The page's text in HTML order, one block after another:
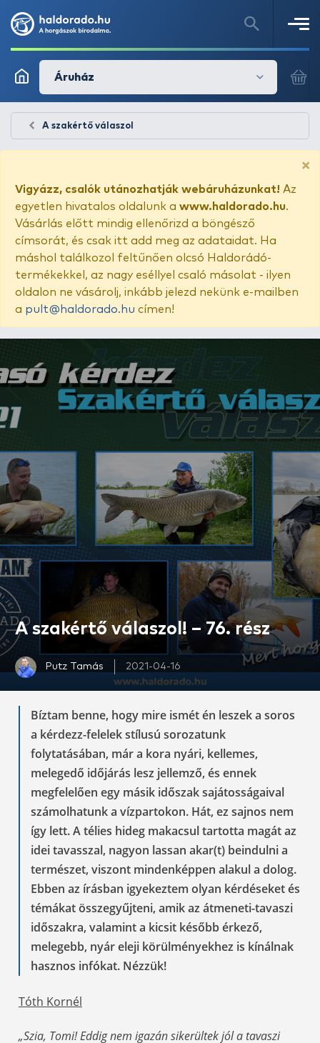
Áruház
A szakértő válaszol
×
Vigyázz, csalók utánozhatják webáruházunkat! Az
egyetlen hivatalos oldalunk a www.haldorado.hu.
Vásárlás előtt mindig ellenőrizd a böngésző
címsorát, és csak itt add meg az adataidat. Ha
máshol találkozol feltűnően olcsó Haldorádó-
termékekkel, az nagy eséllyel csaló másolat - ilyen
oldalon ne vásárolj, inkább jelezd nekünk e-mailben
a pult@haldorado.hu címen!
A szakértő válaszol! – 76. rész
Putz Tamás 2021-04-16
Bíztam benne, hogy mire ismét én leszek a soros
a kérdezz-felelek stílusú sorozatunk
folytatásában, már a kora nyári, kellemes,
melegedő időjárás lesz jellemző, és ennek
megfelelően egy másik időszak sajátosságaival
számolhatunk a vízpartokon. Hát, ez sajnos nem
így lett. A télies hideg makacsul tartotta magát az
idei tavasszal, nagyon lassan akar(t) beindulni a
természet, viszont mindenképpen alakul a dolog.
Ebben az írásban igyekeztem olyan kérdéseket és
témákat összegyűjteni, amik az átmeneti-tavaszi
időszakra, valamint a kicsit később érkező,
melegebb, nyár eleji körülményekhez is kínálnak
hasznos infókat. Nézzük!
Tóth Kornél
„Szia, Tomi! Eddig nem igazán sikerültek jól a tavaszi